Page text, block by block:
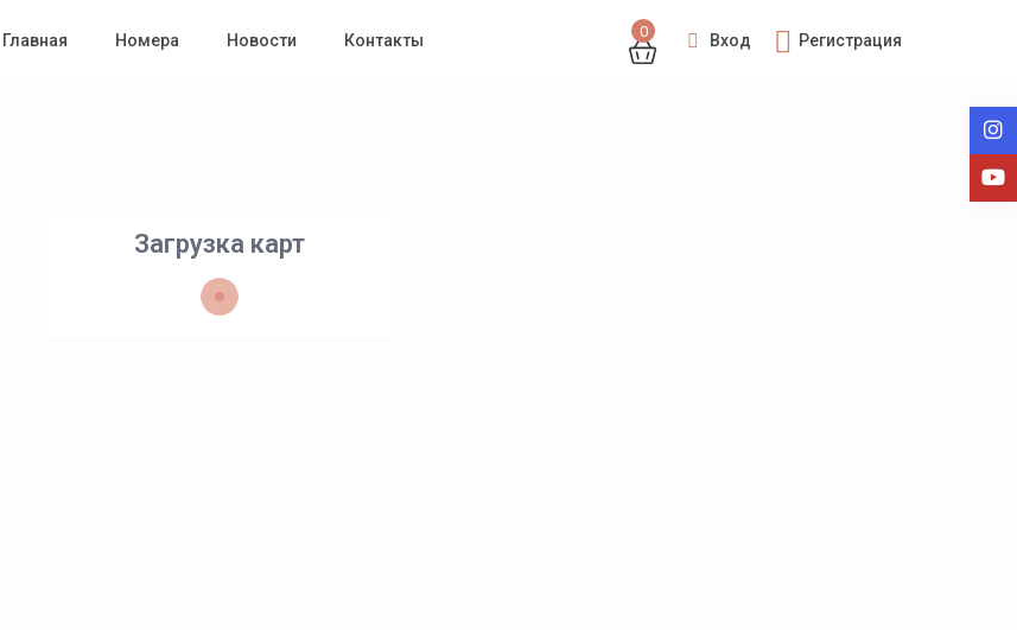
0 Вход Регистрация
Главная Номера Новости Контакты
Загрузка карт